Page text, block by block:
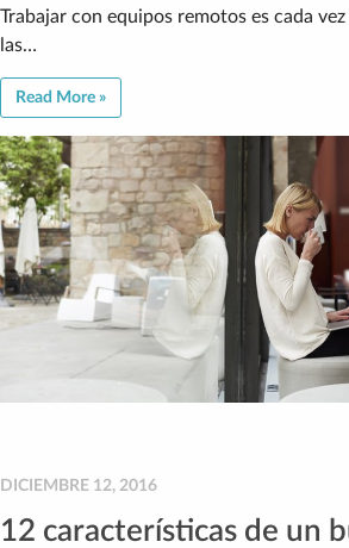
Trabajar con equipos remotos es cada
las…
Read More »
DICIEMBRE 12, 2016
12 características de un